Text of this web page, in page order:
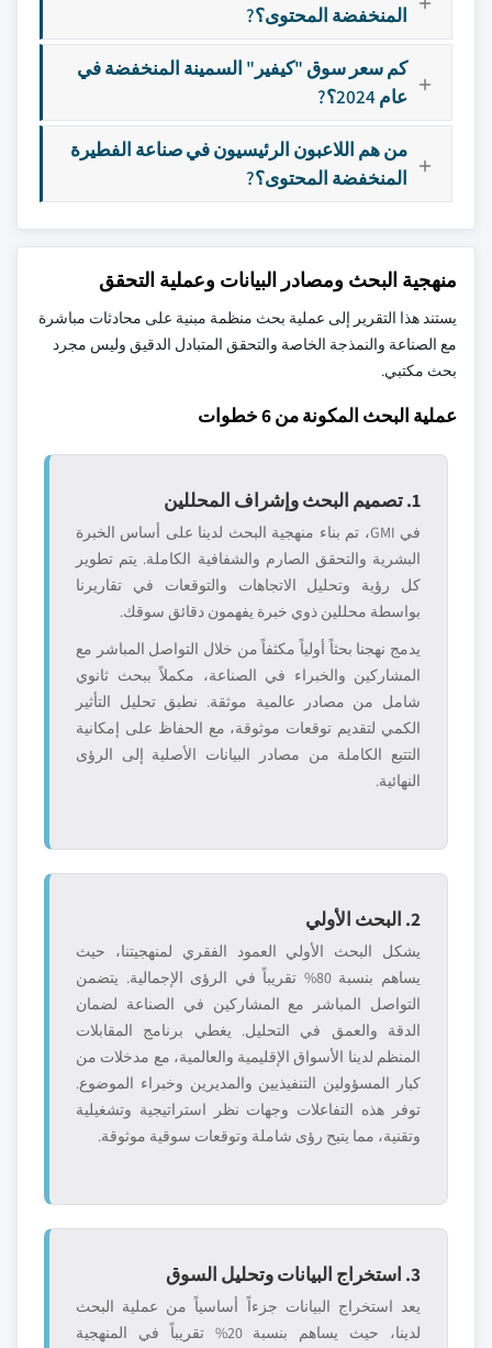
المنخفضة المحتوى؟?
كم سعر سوق "كيفير" السمينة المنخفضة في
عام 2024؟?
من هم اللاعبون الرئيسيون في صناعة الفطيرة
المنخفضة المحتوى؟?
منهجية البحث ومصادر البيانات وعملية التحقق
يستند هذا التقرير إلى عملية بحث منظمة مبنية على محادثات مباشرة
مع الصناعة والنمذجة الخاصة والتحقق المتبادل الدقيق وليس مجرد
بحث مكتبي.
عملية البحث المكونة من 6 خطوات
1. تصميم البحث وإشراف المحللين
في GMI، تم بناء منهجية البحث لدينا على أساس الخبرة
البشرية والتحقق الصارم والشفافية الكاملة. يتم تطوير
كل رؤية وتحليل الاتجاهات والتوقعات في تقاريرنا
بواسطة محللين ذوي خبرة يفهمون دقائق سوقك.
يدمج نهجنا بحثاً أولياً مكثفاً من خلال التواصل المباشر مع
المشاركين والخبراء في الصناعة، مكملاً ببحث ثانوي
شامل من مصادر عالمية موثقة. نطبق تحليل التأثير
الكمي لتقديم توقعات موثوقة، مع الحفاظ على إمكانية
التتبع الكاملة من مصادر البيانات الأصلية إلى الرؤى
النهائية.
2. البحث الأولي
يشكل البحث الأولي العمود الفقري لمنهجيتنا، حيث
يساهم بنسبة 80% تقريباً في الرؤى الإجمالية. يتضمن
التواصل المباشر مع المشاركين في الصناعة لضمان
الدقة والعمق في التحليل. يغطي برنامج المقابلات
المنظم لدينا الأسواق الإقليمية والعالمية، مع مدخلات من
كبار المسؤولين التنفيذيين والمديرين وخبراء الموضوع.
توفر هذه التفاعلات وجهات نظر استراتيجية وتشغيلية
وتقنية، مما يتيح رؤى شاملة وتوقعات سوقية موثوقة.
3. استخراج البيانات وتحليل السوق
يعد استخراج البيانات جزءاً أساسياً من عملية البحث
لدينا، حيث يساهم بنسبة 20% تقريباً في المنهجية